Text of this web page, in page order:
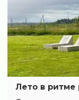
Лето в ритме